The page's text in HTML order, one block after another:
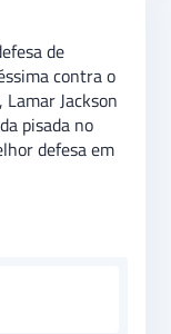
de
contra o
Jackson
pisada no
defesa em